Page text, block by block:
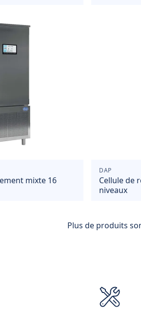
mixte 16
DAP
Cellule de
niveaux
Plus de produits